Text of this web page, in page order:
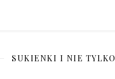
SUKIENKI I NIE TYLKO